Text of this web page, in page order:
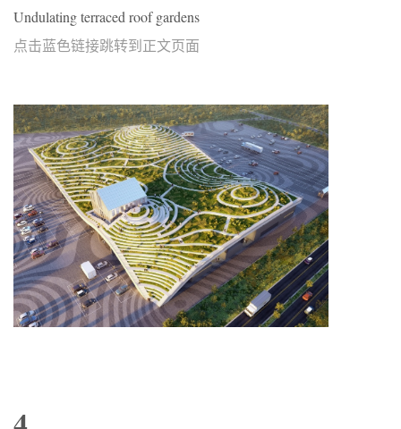
Undulating terraced roof gardens
点击蓝色链接跳转到正文页面